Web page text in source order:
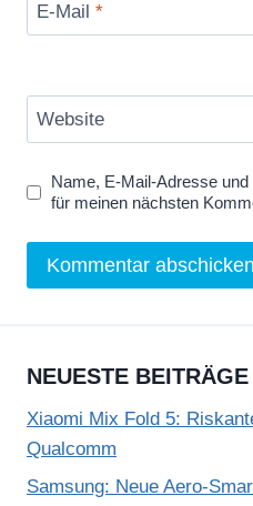
E-Mail *
Website
Name, E-Mail-Adresse
für meinen nächsten
NEUESTE BEITRÄGE
Xiaomi Mix Fold 5:
Qualcomm
Samsung: Neue Aero-